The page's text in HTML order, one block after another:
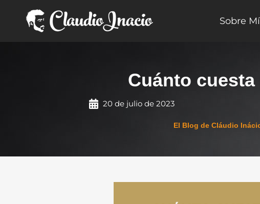
contenido
Sobre Mí
Cuánto
20 de julio de 2023
El Blog de Cláudio